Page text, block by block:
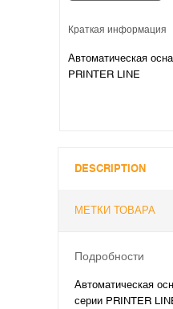
Краткая информация
Автоматическая
PRINTER LINE
DESCRIPTION
МЕТКИ ТОВАРА
Подробности
Автоматическая
серии PRINTER